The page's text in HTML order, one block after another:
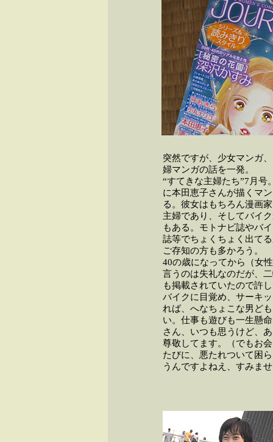
突然ですが、少女マンガ
婦マンガの話を一発。
“すてきな主婦たち”7月号
に本田恵子さんが描くマ
る。彼女はもちろん漫画
主婦であり、そしてバイ
もある。モトナビ誌やバ
誌等でちょくちょく出て
ご存知の方も多かろう。
40の歳になってから（女
言うのは失礼なのだが、
も掲載されていたので許
バイクに目覚め、サーキ
れば、へなちょこな男ど
い。仕事も遊びも一生懸
さん、いつも思うけど、
尊敬してます。（でもお
たびに、悪たれついて困
うんですよねえ、すみま